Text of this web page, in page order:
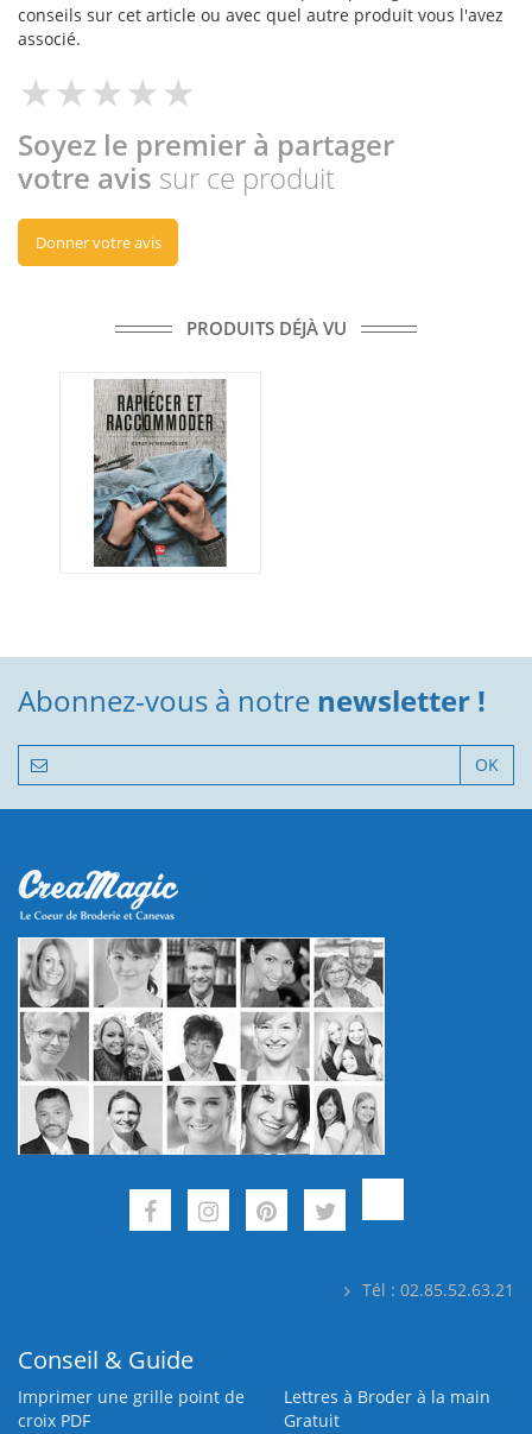
conseils sur cet article ou avec quel autre produit vous l'avez
associé.
Soyez le premier à partager
votre avis sur ce produit
Donner votre avis
PRODUITS DÉJÀ VU
Abonnez-vous à notre newsletter !
OK
Tél : 02.85.52.63.21
Conseil & Guide
Imprimer une grille point de
croix PDF
Lettres à Broder à la main
Gratuit